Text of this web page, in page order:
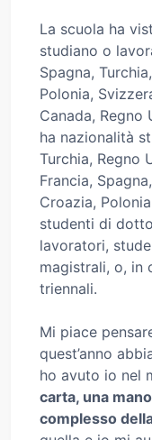
La scuola ha
studiano o
Spagna,
Polonia,
Canada,
ha nazionalità
Turchia, Regno
Francia,
Croazia,
studenti di
lavoratori,
magistrali, o, in
triennali.
Mi piace
quest’anno
ho avuto io nel
carta, una
complesso